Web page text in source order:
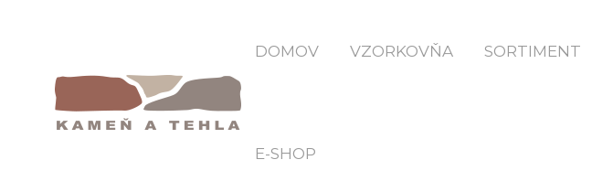
DOMOV VZORKOVŇA SORTIMENT
E-SHOP
Domov